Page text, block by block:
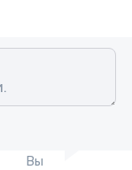
Вы